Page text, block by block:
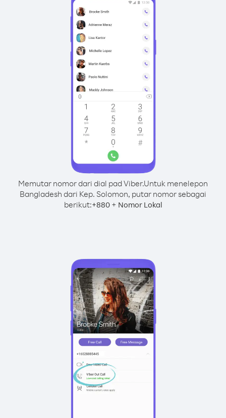
Memutar nomor dari dial pad Viber.Untuk menelepon
Bangladesh dari Kep. Solomon, putar nomor sebagai
berikut:+880+ Nomor Lokal